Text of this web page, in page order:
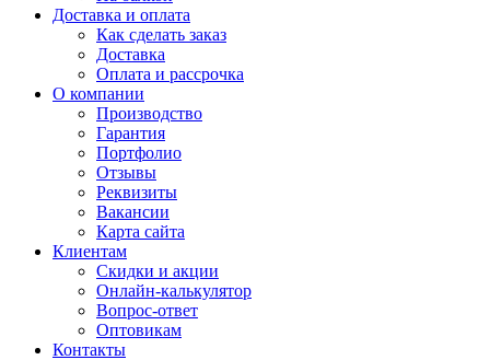
Доставка и оплата
Как сделать заказ
Доставка
Оплата и рассрочка
О компании
Производство
Гарантия
Портфолио
Отзывы
Реквизиты
Вакансии
Карта сайта
Клиентам
Скидки и акции
Онлайн-калькулятор
Вопрос-ответ
Оптовикам
Контакты